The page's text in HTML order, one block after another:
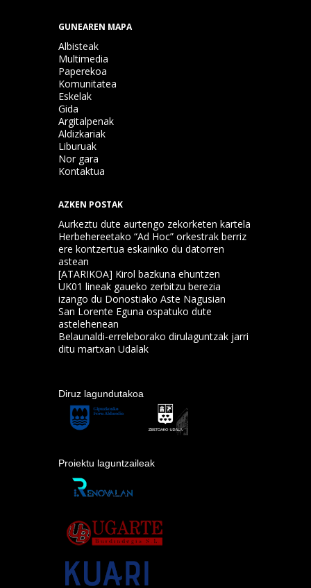
GUNEAREN MAPA
Albisteak
Multimedia
Paperekoa
Komunitatea
Eskelak
Gida
Argitalpenak
Aldizkariak
Liburuak
Nor gara
Kontaktua
AZKEN POSTAK
Aurkeztu dute aurtengo zekorketen kartela
Herbehereetako “Ad Hoc” orkestrak berriz
ere kontzertua eskainiko du datorren
astean
[ATARIKOA] Kirol bazkuna ehuntzen
UK01 lineak gaueko zerbitzu berezia
izango du Donostiako Aste Nagusian
San Lorente Eguna ospatuko dute
astelehenean
Belaunaldi-erreleborako dirulaguntzak jarri
ditu martxan Udalak
Diruz lagundutakoa
Proiektu laguntzaileak